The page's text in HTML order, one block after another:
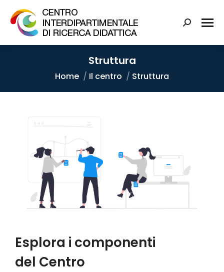
Struttura
Home Il centro Struttura
Esplora i componenti
del Centro